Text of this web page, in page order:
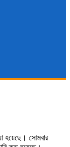
হয়েছে। সোমবার